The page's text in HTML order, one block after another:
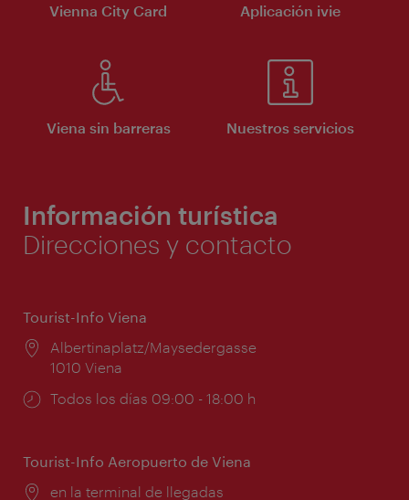
Vienna City Card Aplicación ivie
Viena sin barreras Nuestros servicios
Información turística
Direcciones y contacto
Tourist-Info Viena
Lugar:
Albertinaplatz/Maysedergasse
1010 Viena
Horarios
Todos los días 09:00 - 18:00 h
Tourist-Info Aeropuerto de Viena
Lugar:
en la terminal de llegadas